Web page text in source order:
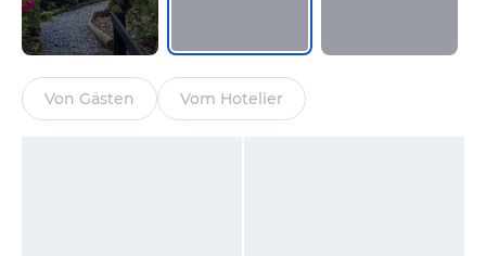
Von Gästen Vom Hotelier